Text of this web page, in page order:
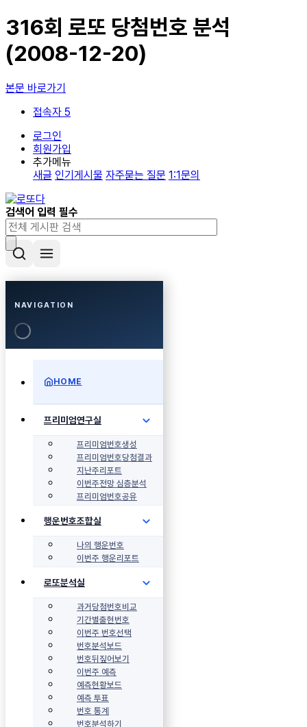
316회 로또 당첨번호 분석
(2008-12-20)
본문 바로가기
접속자 5
로그인
회원가입
추가메뉴
새글 인기게시물 자주묻는 질문 1:1문의
검색어 입력 필수
NAVIGATION
HOME
프리미엄연구실
프리미엄번호생성
프리미엄번호당첨결과
지난주리포트
이번주전망 심층분석
프리미엄번호공유
행운번호조합실
나의 행운번호
이번주 행운리포트
로또분석실
과거당첨번호비교
기간별출현번호
이번주 번호선택
번호분석보드
번호뒤짚어보기
이번주 예측
예측현황보드
예측 투표
번호 통계
번호분석하기